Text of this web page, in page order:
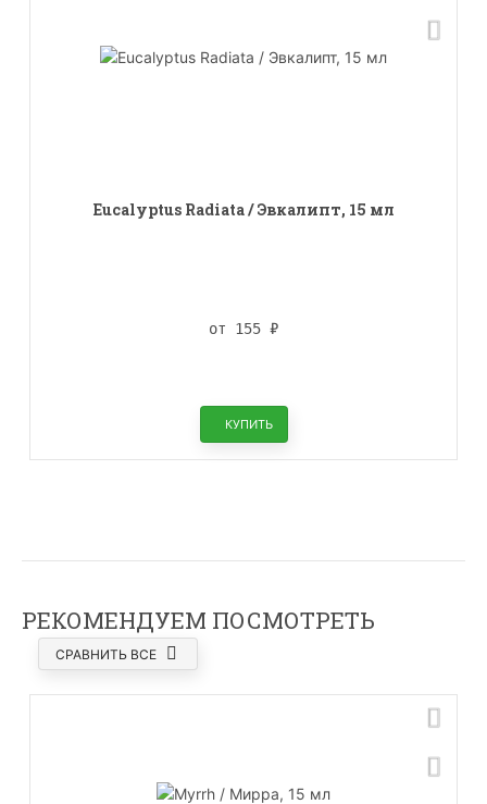
Eucalyptus Radiata / Эвкалипт, 15 мл
от 155 ₽
КУПИТЬ
РЕКОМЕНДУЕМ ПОСМОТРЕТЬ
СРАВНИТЬ ВСЕ